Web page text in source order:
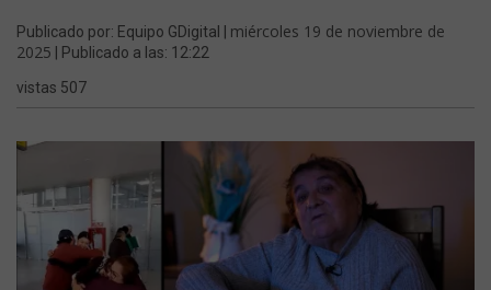
Publicado por: Equipo GDigital | miércoles 19 de noviembre de
2025 | Publicado a las: 12:22
vistas 507